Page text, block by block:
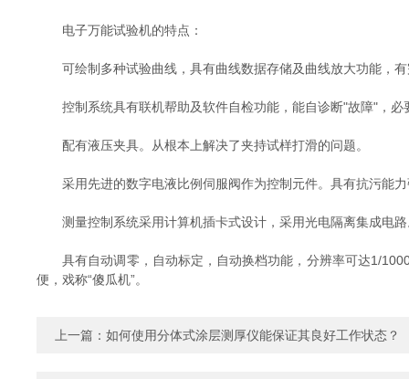
电子万能试验机的特点：
可绘制多种试验曲线，具有曲线数据存储及曲线放大功能，有
控制系统具有联机帮助及软件自检功能，能自诊断"故障"，必
配有液压夹具。从根本上解决了夹持试样打滑的问题。
采用先进的数字电液比例伺服阀作为控制元件。具有抗污能力
测量控制系统采用计算机插卡式设计，采用光电隔离集成电路
具有自动调零，自动标定，自动换档功能，分辨率可达1/
便，戏称“傻瓜机”。
上一篇： 如何使用分体式涂层测厚仪能保证其良好工作状态？